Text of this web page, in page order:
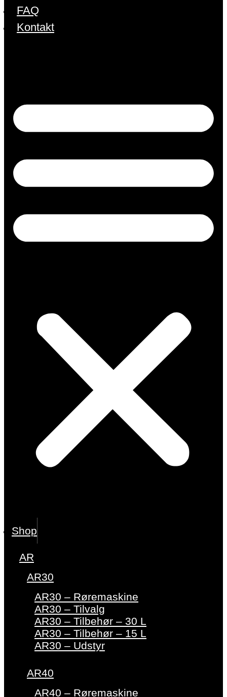
FAQ
Kontakt
Shop
AR
AR30
AR30 – Røremaskine
AR30 – Tilvalg
AR30 – Tilbehør – 30 L
AR30 – Tilbehør – 15 L
AR30 – Udstyr
AR40
AR40 – Røremaskine